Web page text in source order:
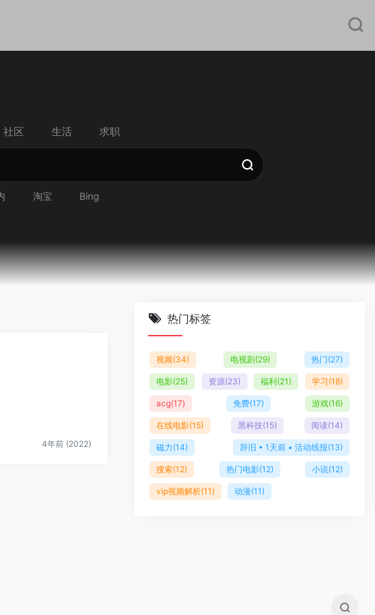
社区 生活 求职
淘宝 Bing
4年前 (2022)
热门标签
视频(34) 电视剧(29) 热门(27)
电影(25) 资源(23) 福利(21) 学习(18)
acg(17) 免费(17) 游戏(16)
在线电影(15) 黑科技(15) 阅读(14)
磁力(14) 辞旧 • 1天前 • 活动线报(13)
搜索(12) 热门电影(12) 小说(12)
vip视频解析(11) 动漫(11)